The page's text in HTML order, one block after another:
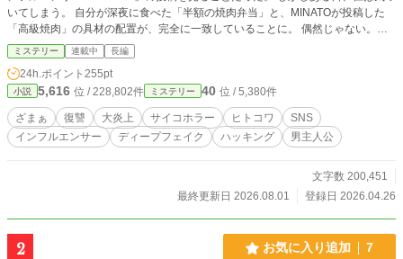
いてしまう。 自分が深夜に食べた「半額の焼肉弁当」と、MINATOが投稿した
「高級焼肉」の具材の配置が、完全に一致していることに。 偶然じゃない。作
業着の汚れはヴィンテージシャツの柄に加工され、路地裏の風景はエモい絶景ス
ポットとして、俺の惨めな生活が「成功者の日常」としてパクられていく。 や
がて、画面の中のMINATOの輪郭や無精髭が、気味が悪いほど「俺」に似てきて
――。 「俺の人生が、乗っ取られる……？」 恐怖に怯える仁だったが、高度な
サイバー技術を持つ同僚の外国人美女や、SNSの裏側を知り尽くした情報屋た
ちとの出会いをきっかけに、反撃を決意する。 底辺で培った執念とデータ処理
能力を武器に、MINATOの「作られた虚像」を解体していく仁。 そして迎えた、
の大炎上で葬り去るまでの逆転劇。
ミステリー 連載中 長編
24h.ポイント 255pt
小説 5,616 位 / 228,802件 ミステリー 40 位 / 5,380件
ざまぁ 復讐 大炎上 サイコホラー ヒトコワ
SNS
インフルエンサー
ディープフェイク ハッキング 男主人公
文字数 200,451
最終更新日 2026.08.01
登録日 2026.04.26
2 お気に入り追加 7